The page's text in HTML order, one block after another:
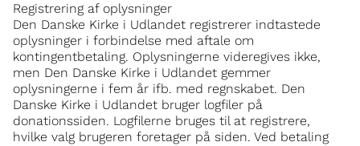
Registrering af oplysninger
Den Danske Kirke i Udlandet registrerer indtastede
oplysninger i forbindelse med aftale om
kontingentbetaling. Oplysningerne videregives ikke,
men Den Danske Kirke i Udlandet gemmer
oplysningerne i fem år ifb. med regnskabet. Den
Danske Kirke i Udlandet bruger logfiler på
donationssiden. Logfilerne bruges til at registrere,
hvilke valg brugeren foretager på siden. Ved betaling